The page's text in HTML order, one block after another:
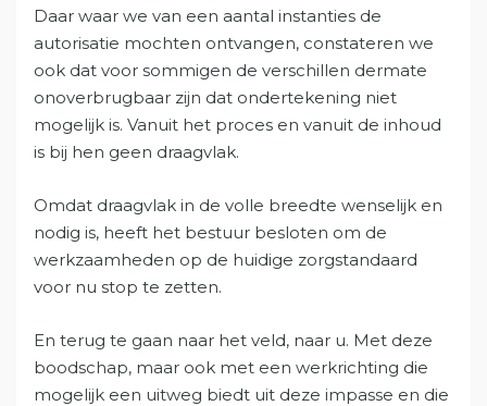
Daar waar we van een aantal instanties de
autorisatie mochten ontvangen, constateren we
ook dat voor sommigen de verschillen dermate
onoverbrugbaar zijn dat ondertekening niet
mogelijk is. Vanuit het proces en vanuit de inhoud
is bij hen geen draagvlak.
Omdat draagvlak in de volle breedte wenselijk en
nodig is, heeft het bestuur besloten om de
werkzaamheden op de huidige zorgstandaard
voor nu stop te zetten.
En terug te gaan naar het veld, naar u. Met deze
boodschap, maar ook met een werkrichting die
mogelijk een uitweg biedt uit deze impasse en die